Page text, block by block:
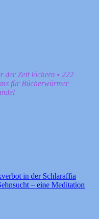
der Zeit löchern • 222
für Bücherwürmer
in der Schlaraffia
– eine Meditation